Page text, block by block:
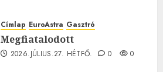
Címlap EuroAstra Gasztró
Megfiatalodott
2026.JÚLIUS.27. HÉTFŐ. 0 0